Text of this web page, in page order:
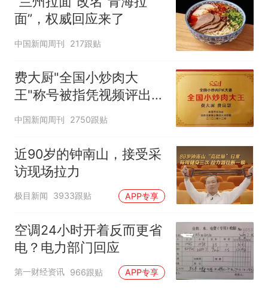
面”，权威回应来了
中国新闻周刊 217跟贴
费大厨"全国小炒肉大
王"称号被指凭视频评出
官方回应
中国新闻周刊 2750跟贴
近90岁的钟南山，接受采
访现场拉力
极目新闻 3933跟贴 APP专享
空调24小时开着反而更省
电？电力部门回应
第一财经资讯 966跟贴 APP专享